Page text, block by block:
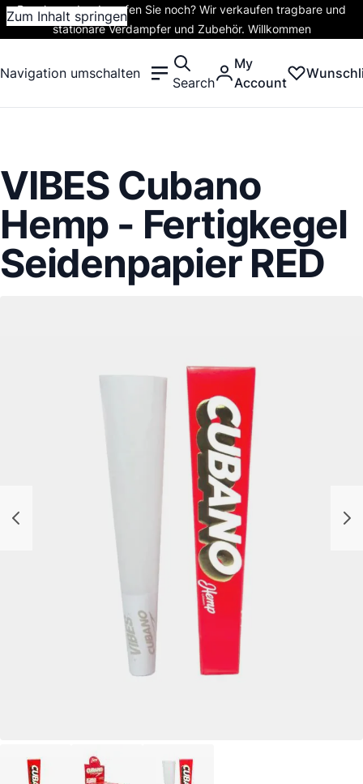
Zum Inhalt springen
Rauchen oder dampfen Sie noch? Wir verkaufen tragbare und
stationäre Verdampfer und Zubehör. Willkommen
Navigation umschalten
Search
My
Account
VIBES Cubano
Hemp - Fertigkegel
Seidenpapier RED